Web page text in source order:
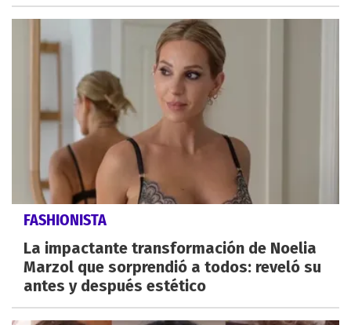
FASHIONISTA
La impactante transformación de Noelia
Marzol que sorprendió a todos: reveló su
antes y después estético